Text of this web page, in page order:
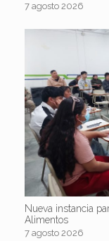
7 agosto 2026
Nueva instancia
Alimentos
7 agosto 2026